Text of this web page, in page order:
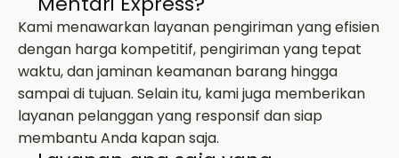
Kami menawarkan layanan pengiriman yang efisien
dengan harga kompetitif, pengiriman yang tepat
waktu, dan jaminan keamanan barang hingga
sampai di tujuan. Selain itu, kami juga memberikan
layanan pelanggan yang responsif dan siap
membantu Anda kapan saja.